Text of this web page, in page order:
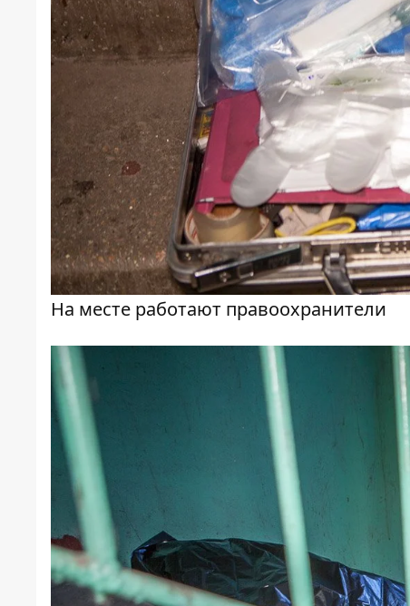
На месте работают правоохранители